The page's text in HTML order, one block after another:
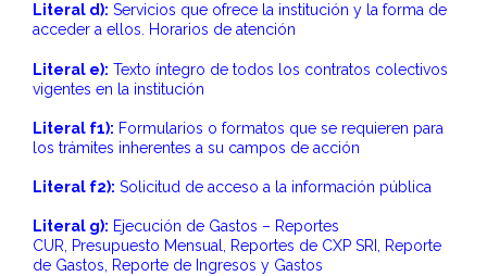
Literal d): Servicios que ofrece la institución y la forma de
acceder a ellos. Horarios de atención
Literal e): Texto íntegro de todos los contratos colectivos
vigentes en la institución
Literal f1): Formularios o formatos que se requieren para
los trámites inherentes a su campos de acción
Literal f2): Solicitud de acceso a la información pública
Literal g): Ejecución de Gastos – Reportes
CUR, Presupuesto Mensual, Reportes de CXP SRI, Reporte
de Gastos, Reporte de Ingresos y Gastos